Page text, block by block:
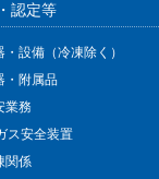
認定等
・設備（冷凍除く）
・附属品
業務
ス安全装置
関係